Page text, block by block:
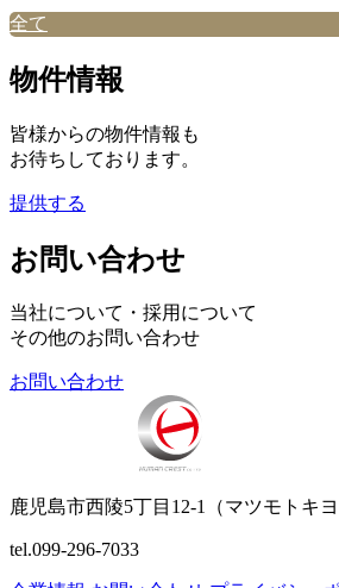
全て
物件情報
皆様からの物件情報も
お待ちしております。
提供する
お問い合わせ
当社について・採用について
その他のお問い合わせ
お問い合わせ
鹿児島市西陵5丁目12-1（マツモトキ
tel.099-296-7033